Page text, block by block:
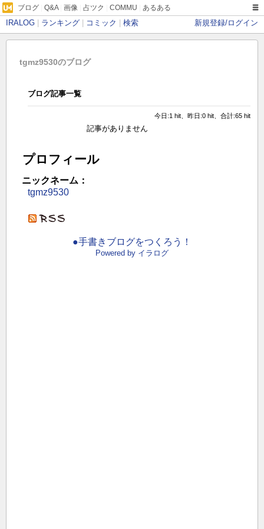
ブログ Q&A| 画像 占ツク COMMU あるある
IRALOG ランキング コミック 検索 新規登録/ログイン
tgmz9530のブログ
ブログ記事一覧
今日:1 hit、昨日:0 hit、合計:65 hit
記事がありません
プロフィール
ニックネーム：
tgmz9530
●手書きブログをつくろう！
Powered by イラログ